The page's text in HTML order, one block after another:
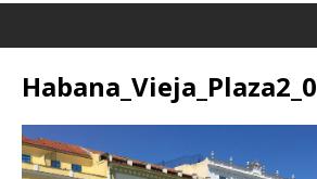
Habana_Vieja_Plaza2_0